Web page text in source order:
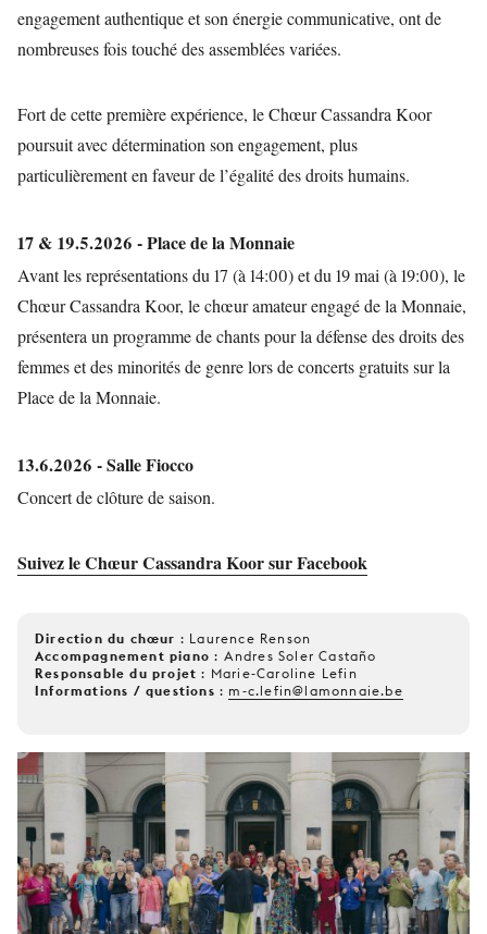
engagement authentique et son énergie communicative, ont de
nombreuses fois touché des assemblées variées.
Fort de cette première expérience, le Chœur Cassandra Koor
poursuit avec détermination son engagement, plus
particulièrement en faveur de l’égalité des droits humains.
17 & 19.5.2026 - Place de la Monnaie
Avant les représentations du 17 (à 14:00) et du 19 mai (à 19:00), le
Chœur Cassandra Koor, le chœur amateur engagé de la Monnaie,
présentera un programme de chants pour la défense des droits des
femmes et des minorités de genre lors de concerts gratuits sur la
Place de la Monnaie.
13.6.2026 - Salle Fiocco
Concert de clôture de saison.
Suivez le Chœur Cassandra Koor sur Facebook
Direction du chœur : Laurence Renson
Accompagnement piano : Andres Soler Castaño
Responsable du projet : Marie-Caroline Lefin
Informations / questions : m-c.lefin@lamonnaie.be